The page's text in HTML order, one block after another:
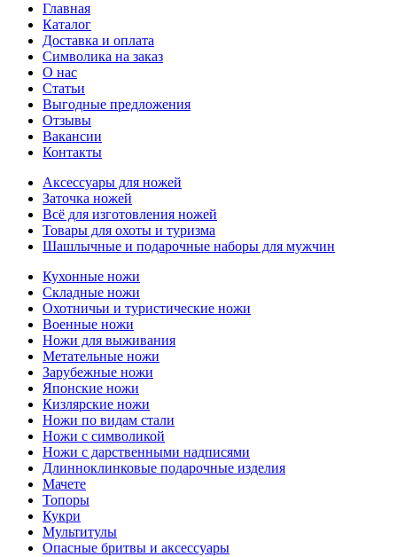
Главная
Каталог
Доставка и оплата
Символика на заказ
О нас
Статьи
Выгодные предложения
Отзывы
Вакансии
Контакты
Аксессуары для ножей
Заточка ножей
Всё для изготовления ножей
Товары для охоты и туризма
Шашлычные и подарочные наборы для мужчин
Кухонные ножи
Складные ножи
Охотничьи и туристические ножи
Военные ножи
Ножи для выживания
Метательные ножи
Зарубежные ножи
Японские ножи
Кизлярские ножи
Ножи по видам стали
Ножи с символикой
Ножи с дарственными надписями
Длинноклинковые подарочные изделия
Мачете
Топоры
Кукри
Мультитулы
Опасные бритвы и аксессуары